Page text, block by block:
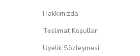
Hakkımızda
Teslimat Koşulları
Üyelik Sözleşmesi